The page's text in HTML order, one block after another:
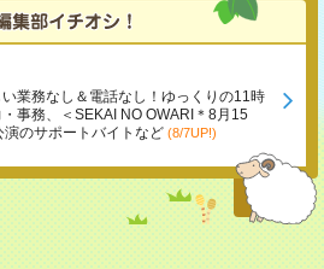
い業務なし＆電話なし！ゆっくりの11時
事務、＜SEKAI NO OWARI＊8月15
演のサポートバイトなど (8/7UP!)